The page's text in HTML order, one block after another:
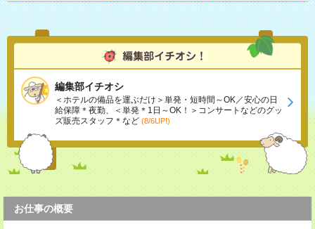
編集部イチオシ
＜ホテルの備品を運ぶだけ＞単発・短時間～OK／安心の日
給保障＊夜勤、＜単発＊1日～OK！＞コンサートなどのグッ
ズ販売スタッフ＊など (8/6UP!)
お仕事の概要